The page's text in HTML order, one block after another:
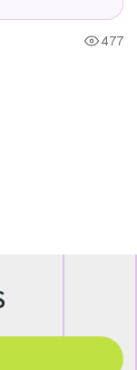
477